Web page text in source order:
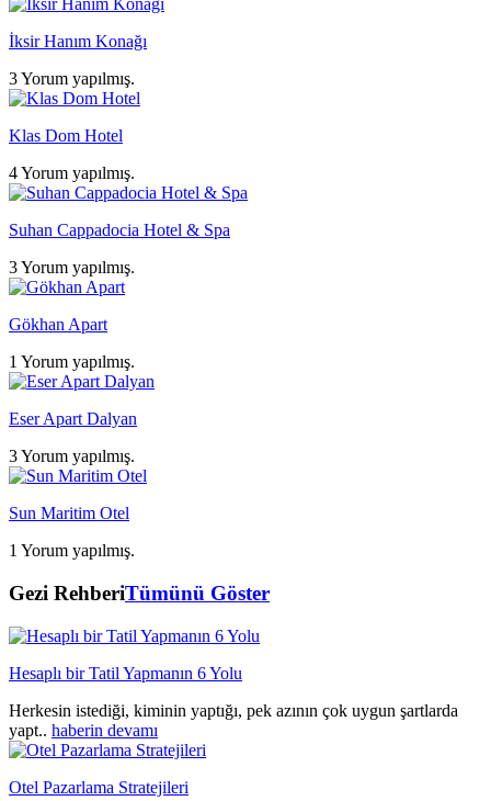
İksir Hanım Konağı
3 Yorum yapılmış.
Klas Dom Hotel
4 Yorum yapılmış.
Suhan Cappadocia Hotel & Spa
3 Yorum yapılmış.
Gökhan Apart
1 Yorum yapılmış.
Eser Apart Dalyan
3 Yorum yapılmış.
Sun Maritim Otel
1 Yorum yapılmış.
Gezi RehberiTümünü Göster
Hesaplı bir Tatil Yapmanın 6 Yolu
Herkesin istediği, kiminin yaptığı, pek azının çok uygun şartlarda
yapt.. haberin devamı
Otel Pazarlama Stratejileri